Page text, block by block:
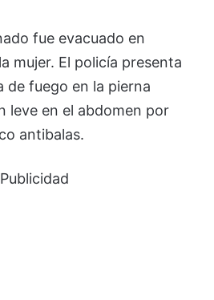
fue evacuado en
mujer. El policía presenta
de fuego en la pierna
leve en el abdomen por
antibalas.
Publicidad